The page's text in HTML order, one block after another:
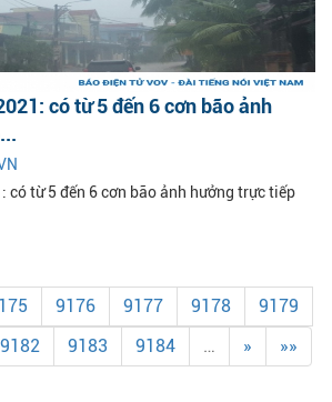
có từ 5 đến 6 cơn bão ảnh
có từ 5 đến 6 cơn bão ảnh hưởng trực tiếp
9176 9177 9178
9179
9182 9183 9184 … » »»